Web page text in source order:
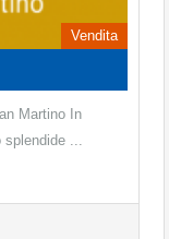
Vendita
Martino In
splendide ...